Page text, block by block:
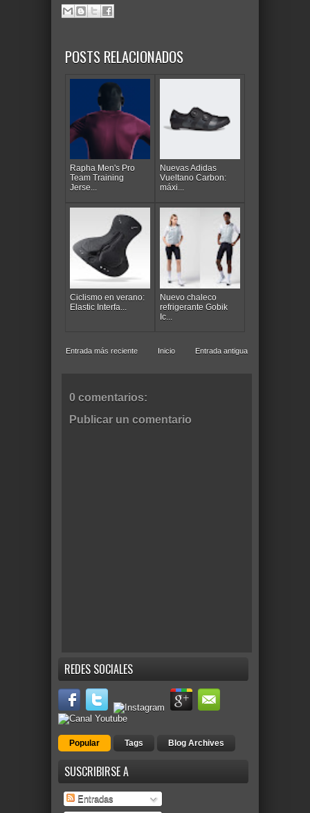
POSTS RELACIONADOS
Rapha Men's Pro
Team Training
Jerse...
Nuevas Adidas
Vueltano Carbon:
máxi...
Ciclismo en verano:
Elastic Interfa...
Nuevo chaleco
refrigerante Gobik
Ic...
Entrada más reciente Entrada antigua
Inicio
0 comentarios:
Publicar un comentario
REDES SOCIALES
Popular Tags Blog Archives
SUSCRIBIRSE A
Entradas